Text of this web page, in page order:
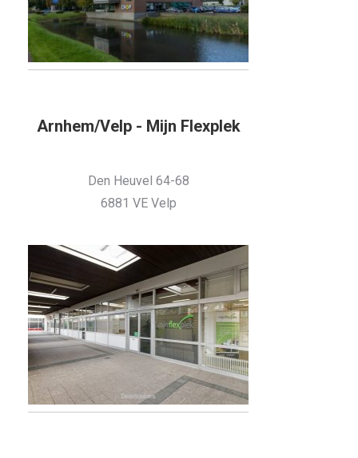
Arnhem/Velp - Mijn Flexplek
Den Heuvel 64-68
6881 VE Velp